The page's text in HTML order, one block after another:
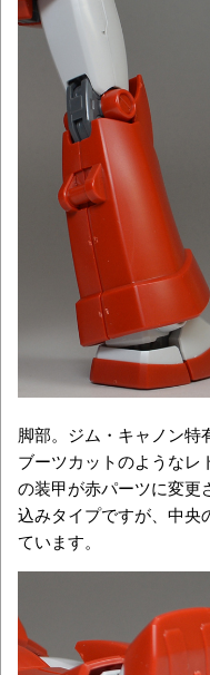
脚部。ジム・キャノン特
ブーツカットのようなレ
の装甲が赤パーツに変更
込みタイプですが、中央
ています。